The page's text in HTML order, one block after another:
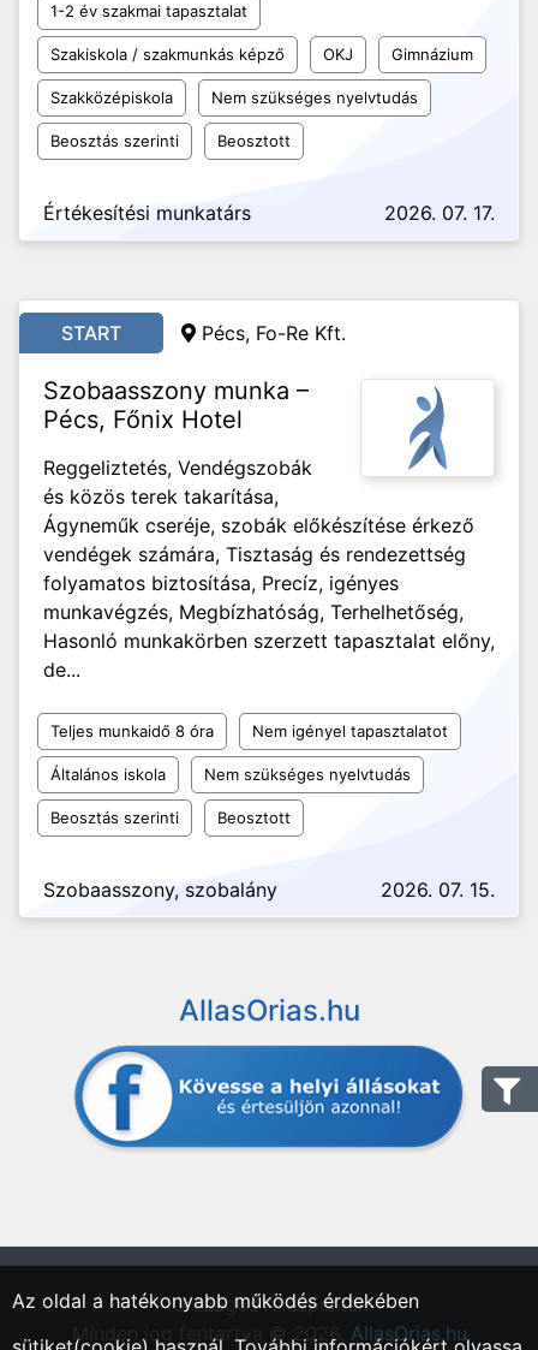
1-2 év szakmai tapasztalat
Szakiskola / szakmunkás képző OKJ Gimnázium
Szakközépiskola Nem szükséges nyelvtudás
Beosztás szerinti Beosztott
Értékesítési munkatárs 2026. 07. 17.
START Pécs, Fo-Re Kft.
Szobaasszony munka –
Pécs, Főnix Hotel
Reggeliztetés, Vendégszobák
és közös terek takarítása,
Ágyneműk cseréje, szobák előkészítése érkező
vendégek számára, Tisztaság és rendezettség
folyamatos biztosítása, Precíz, igényes
munkavégzés, Megbízhatóság, Terhelhetőség,
Hasonló munkakörben szerzett tapasztalat előny,
de...
Teljes munkaidő 8 óra Nem igényel tapasztalatot
Általános iskola Nem szükséges nyelvtudás
Beosztás szerinti Beosztott
Szobaasszony, szobalány 2026. 07. 15.
AllasOrias.hu
"Országos Állásportál."
Minden jog fentartva © 2026. AllasOrias.hu
Az oldal a hatékonyabb működés érdekében